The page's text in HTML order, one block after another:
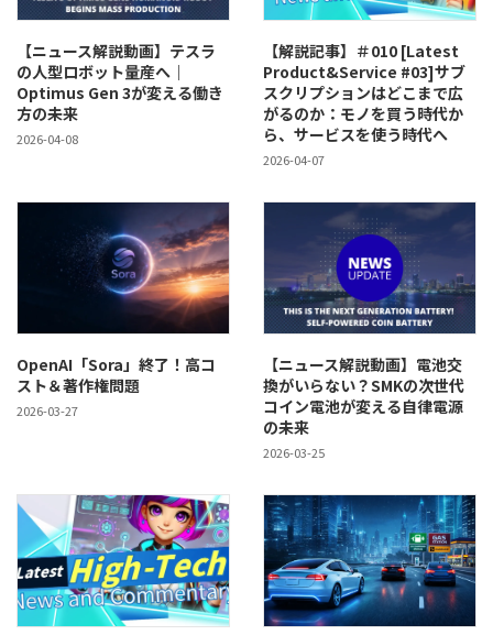
【ニュース解説動画】テスラ
の人型ロボット量産へ｜
Optimus Gen 3が変える働き
方の未来
2026-04-08
【解説記事】＃010 [Latest
Product&Service #03]サブ
スクリプションはどこまで広
がるのか：モノを買う時代か
ら、サービスを使う時代へ
2026-04-07
OpenAI「Sora」終了！高コ
スト＆著作権問題
2026-03-27
【ニュース解説動画】電池交
換がいらない？SMKの次世代
コイン電池が変える自律電源
の未来
2026-03-25